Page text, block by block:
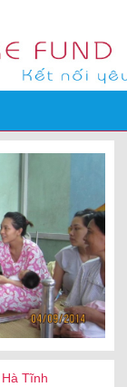
Tĩnh